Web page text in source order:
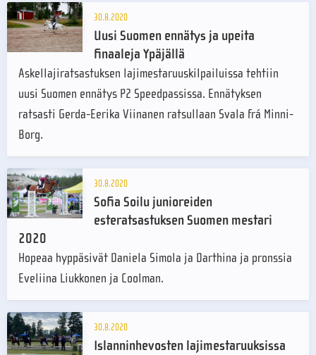
30.8.2020
Uusi Suomen ennätys ja upeita
finaaleja Ypäjällä
Askellajiratsastuksen lajimestaruuskilpailuissa tehtiin
uusi Suomen ennätys P2 Speedpassissa. Ennätyksen
ratsasti Gerda-Eerika Viinanen ratsullaan Svala frá Minni-
Borg.
30.8.2020
Sofia Soilu junioreiden
esteratsastuksen Suomen mestari
2020
Hopeaa hyppäsivät Daniela Simola ja Darthina ja pronssia
Eveliina Liukkonen ja Coolman.
30.8.2020
Islanninhevosten lajimestaruuksissa